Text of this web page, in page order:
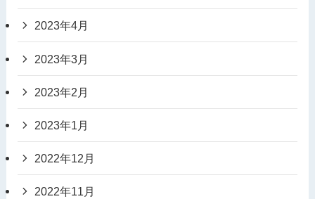
2023年4月
2023年3月
2023年2月
2023年1月
2022年12月
2022年11月